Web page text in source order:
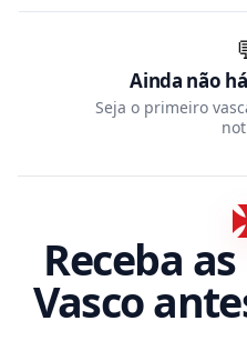
Ainda não
Seja o primeiro
Receba
Vasco